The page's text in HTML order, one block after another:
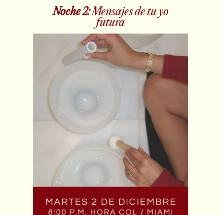
Noche 2:Mensajes de tu yo
futura